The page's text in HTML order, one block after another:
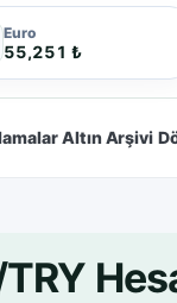
Euro
55,251 ₺
Altın Arşivi